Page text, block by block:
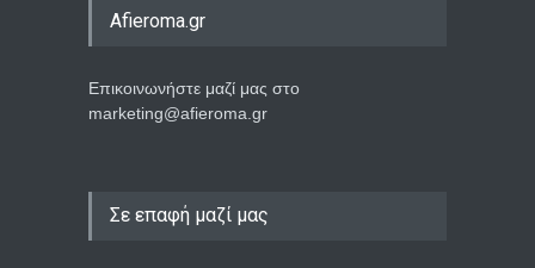
Afieroma.gr
Επικοινωνήστε μαζί μας στο
marketing@afieroma.gr
Σε επαφή μαζί μας